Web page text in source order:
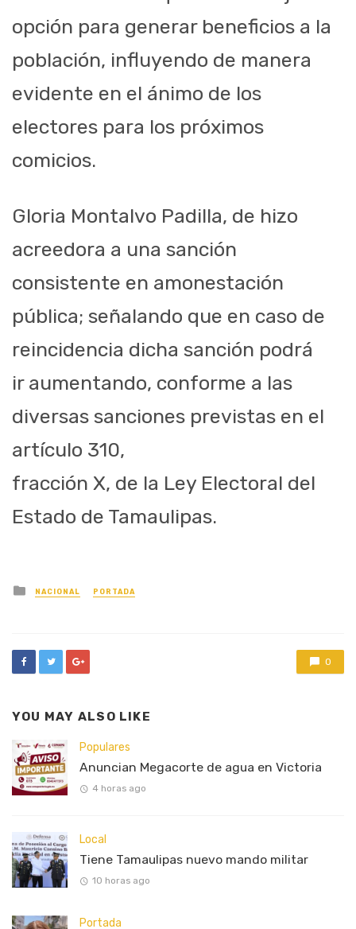
opción para generar beneficios a la
población, influyendo de manera
evidente en el ánimo de los
electores para los próximos
comicios.
Gloria Montalvo Padilla, de hizo
acreedora a una sanción
consistente en amonestación
pública; señalando que en caso de
reincidencia dicha sanción podrá
ir aumentando, conforme a las
diversas sanciones previstas en el
artículo 310,
fracción X, de la Ley Electoral del
Estado de Tamaulipas.
Posted
in
NACIONAL PORTADA
0
YOU MAY ALSO LIKE
Populares
Anuncian Megacorte de agua en Victoria
4 horas ago
Local
Tiene Tamaulipas nuevo mando militar
10 horas ago
Portada